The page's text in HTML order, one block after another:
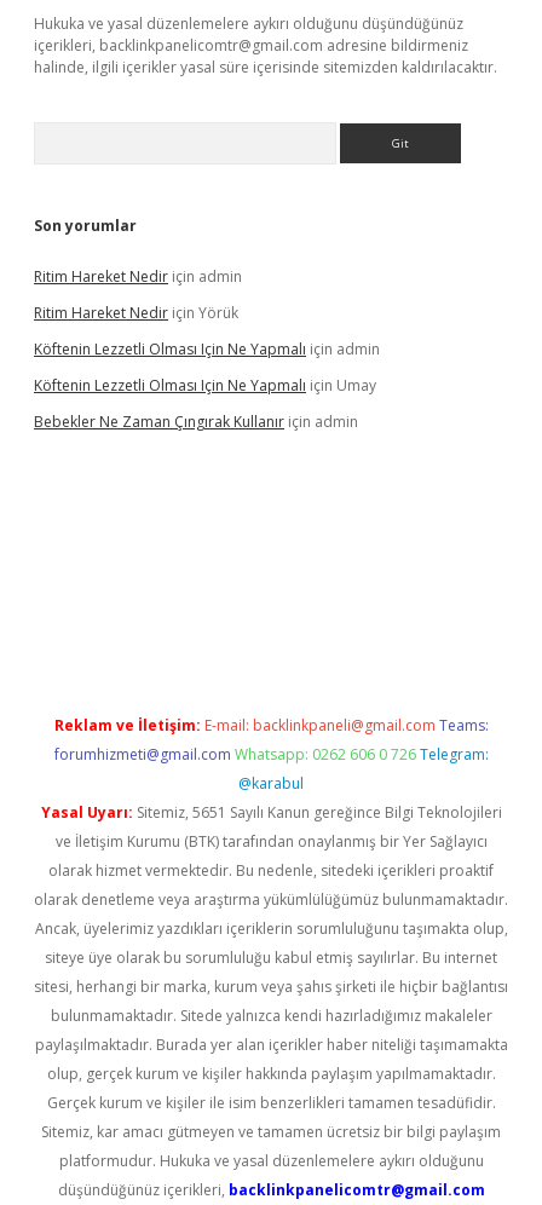
Hukuka ve yasal düzenlemelere aykırı olduğunu düşündüğünüz
içerikleri, backlinkpanelicomtr@gmail.com adresine bildirmeniz
halinde, ilgili içerikler yasal süre içerisinde sitemizden kaldırılacaktır.
Son yorumlar
Ritim Hareket Nedir için admin
Ritim Hareket Nedir için Yörük
Köftenin Lezzetli Olması Için Ne Yapmalı için admin
Köftenin Lezzetli Olması Için Ne Yapmalı için Umay
Bebekler Ne Zaman Çıngırak Kullanır için admin
Reklam ve İletişim: E-mail: backlinkpaneli@gmail.com Teams:
forumhizmeti@gmail.com Whatsapp: 0262 606 0 726 Telegram:
@karabul
Yasal Uyarı: Sitemiz, 5651 Sayılı Kanun gereğince Bilgi Teknolojileri
ve İletişim Kurumu (BTK) tarafından onaylanmış bir Yer Sağlayıcı
olarak hizmet vermektedir. Bu nedenle, sitedeki içerikleri proaktif
olarak denetleme veya araştırma yükümlülüğümüz bulunmamaktadır.
Ancak, üyelerimiz yazdıkları içeriklerin sorumluluğunu taşımakta olup,
siteye üye olarak bu sorumluluğu kabul etmiş sayılırlar. Bu internet
sitesi, herhangi bir marka, kurum veya şahıs şirketi ile hiçbir bağlantısı
bulunmamaktadır. Sitede yalnızca kendi hazırladığımız makaleler
paylaşılmaktadır. Burada yer alan içerikler haber niteliği taşımamakta
olup, gerçek kurum ve kişiler hakkında paylaşım yapılmamaktadır.
Gerçek kurum ve kişiler ile isim benzerlikleri tamamen tesadüfidir.
Sitemiz, kar amacı gütmeyen ve tamamen ücretsiz bir bilgi paylaşım
platformudur. Hukuka ve yasal düzenlemelere aykırı olduğunu
düşündüğünüz içerikleri, backlinkpanelicomtr@gmail.com